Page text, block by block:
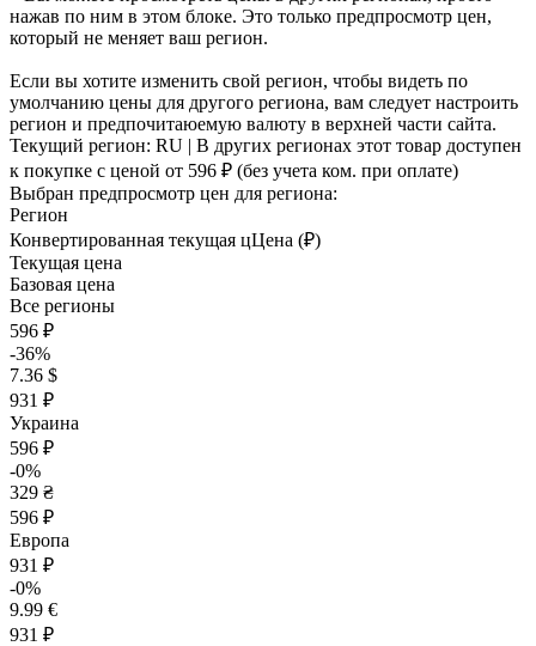
нажав по ним в этом блоке. Это только предпросмотр цен,
который не меняет ваш регион.
Если вы хотите изменить свой регион, чтобы видеть по
умолчанию цены для другого региона, вам следует настроить
регион и предпочитаюемую валюту в верхней части сайта.
Текущий регион: RU | В других регионах этот товар доступен
к покупке с ценой от 596 ₽ (без учета ком. при оплате)
Выбран предпросмотр цен для региона:
Регион
Конвертированная текущая цЦена (₽)
Текущая цена
Базовая цена
Все регионы
596 ₽
-36%
7.36 $
931 ₽
Украина
596 ₽
-0%
329 ₴
596 ₽
Европа
931 ₽
-0%
9.99 €
931 ₽